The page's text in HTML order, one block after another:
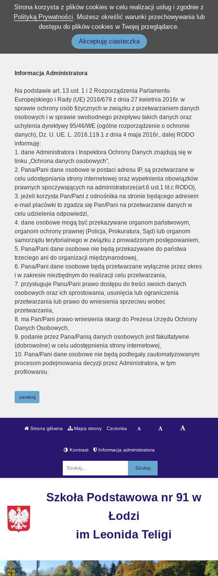
Strona korzysta z plików cookies w celu realizacji usług i zgodnie z
Polityką Prywatności. Możesz określić warunki przechowywania lub
dostępu do plików cookies w Twojej przeglądarce.
Akceptuję ciasteczka
Informacja Administratora
Na podstawie art. 13 ust. 1 i 2 Rozporządzenia Parlamentu
Europejskiego i Rady (UE) 2016/679 z dnia 27 kwietnia 2016r. w
sprawie ochrony osób fizycznych w związku z przetwarzaniem danych
osobowych i w sprawie swobodnego przepływu takich danych oraz
uchylenia dyrektywy 95/46/WE (ogólne rozporządzenie o ochronie
danych), Dz. U. UE. L. 2016.119.1 z dnia 4 maja 2016r., dalej RODO
informuję:
1. dane Administratora i Inspektora Ochrony Danych znajdują się w
linku „Ochrona danych osobowych”,
2. Pana/Pani dane osobowe w postaci adresu IP, są przetwarzane w
celu udostępniania strony internetowej oraz wypełnienia obowiązków
prawnych spoczywających na administratorze(art.6 ust.1 lit.c RODO),
3. jeżeli korzysta Pan/Pani z odnośnika na stronie będącego adresem
e-mail placówki to zgadza się Pan/Pani na przetwarzanie danych w
celu udzielenia odpowiedzi,
4. dane osobowe mogą być przekazywane organom państwowym,
organom ochrony prawnej (Policja, Prokuratura, Sąd) lub organom
samorządu terytorialnego w związku z prowadzonym postępowaniem,
5. Pana/Pani dane osobowe nie będą przekazywane do państwa
trzeciego ani do organizacji międzynarodowej,
6. Pana/Pani dane osobowe będą przetwarzane wyłącznie przez okres
i w zakresie niezbędnym do realizacji celu przetwarzania,
7. przysługuje Panu/Pani prawo dostępu do treści swoich danych
osobowych oraz ich sprostowania, usunięcia lub ograniczenia
przetwarzania lub prawo do wniesienia sprzeciwu wobec
przetwarzania,
8. ma Pan/Pani prawo wniesienia skargi do Prezesa Urzędu Ochrony
Danych Osobowych,
9. podanie przez Pana/Panią danych osobowych jest fakultatywne
(dobrowolne) w celu udostępnienia strony internetowej,
10. Pana/Pani dane osobowe nie będą podlegały zautomatyzowanym
procesom podejmowania decyzji przez Administratora, w tym
profilowaniu.
zamknij
Strona główna Mapa strony Czcionka
Kontrast Informacja administratora
Szkoła Podstawowa nr 91 w
Łodzi
im Leonida Teligi